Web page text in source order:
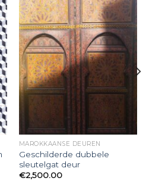
MAROKKAANSE DEUREN
Geschilderde dubbele
sleutelgat deur
€2,500.00